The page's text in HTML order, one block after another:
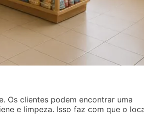
Os clientes podem encontrar uma
e limpeza. Isso faz com que o